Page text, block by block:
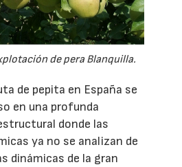
de pera Blanquilla.
de pepita en España se
en una profunda
donde las
ya no se analizan de
dinámicas de la gran